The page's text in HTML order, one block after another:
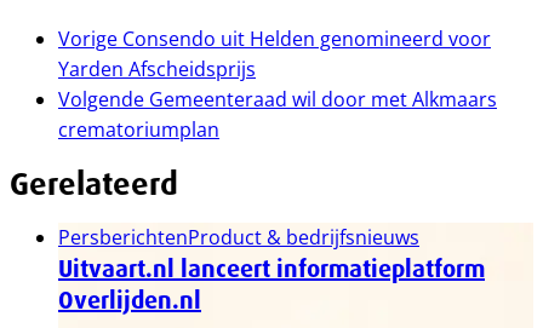
Vorige Consendo uit Helden genomineerd voor
Yarden Afscheidsprijs
Volgende Gemeenteraad wil door met Alkmaars
crematoriumplan
Gerelateerd
PersberichtenProduct & bedrijfsnieuws
Uitvaart.nl lanceert informatieplatform
Overlijden.nl